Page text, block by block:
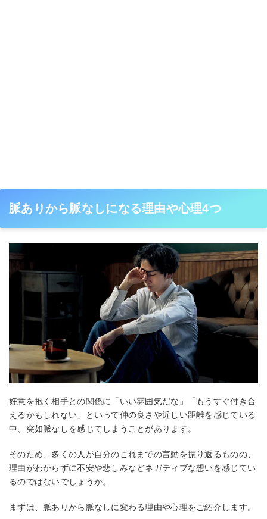
脈ありから脈なしになる理由や心理4つ
好意を抱く相手との関係に「いい雰囲気だな」「もうすぐ付き合
えるかもしれない」といって仲の良さや近しい距離を感じている
中、突如脈なしを感じてしまうことがあります。
そのため、多くの人が自分のこれまでの言動を振り返るものの、
理由がわからずに不安や悲しみなどネガティブな想いを感じてい
るのではないでしょうか。
まずは、脈ありから脈なしに変わる理由や心理をご紹介します。